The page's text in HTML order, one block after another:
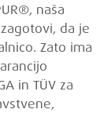
naša
da je
Zato ima
in TÜV za